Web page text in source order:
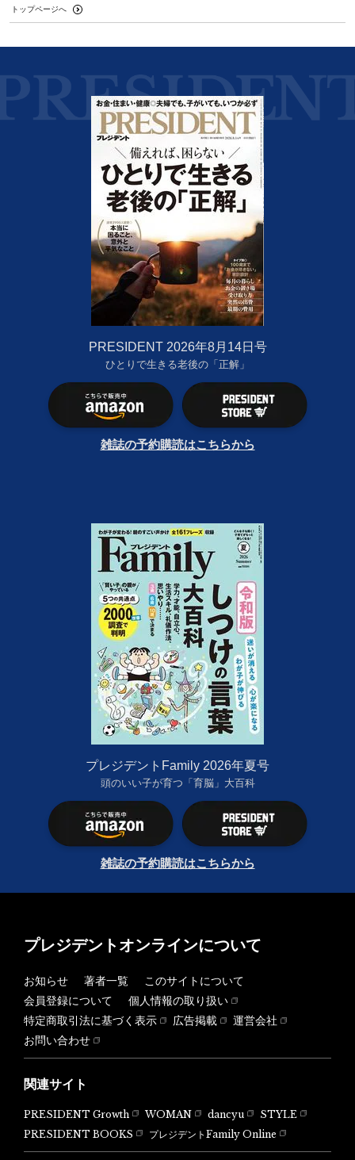
トップページへ
PRESIDENT 2026年8月14日号
ひとりで生きる老後の「正解」
雑誌の予約購読はこちらから
プレジデントFamily 2026年夏号
頭のいい子が育つ「育脳」大百科
雑誌の予約購読はこちらから
プレジデントオンラインについて
お知らせ 著者一覧
このサイトについて
会員登録について
個人情報の取り扱い
特定商取引法に基づく表示
広告掲載
運営会社
お問い合わせ
関連サイト
PRESIDENT Growth WOMAN dancyu
STYLE
PRESIDENT BOOKS
プレジデントFamily Online